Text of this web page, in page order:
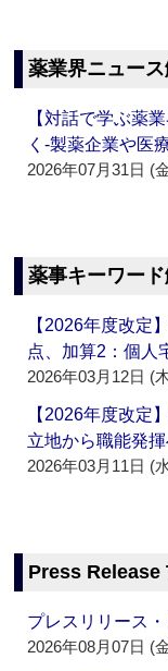
薬業界ニュー
【対話で学ぶ薬
く‐製薬企業や医
2026年07月31日 (
薬事キーワー
【2026年度改定
点、加算2：個人
2026年03月12日 (
【2026年度改定
立地から職能発
2026年03月11日 (
Press
プレスリリース
2026年08月07日 (